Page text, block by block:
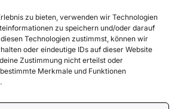
zu bieten, verwenden wir Technologien
zu speichern und/oder darauf
Technologien zustimmst, können wir
oder eindeutige IDs auf dieser Website
Zustimmung nicht erteilst oder
Merkmale und Funktionen